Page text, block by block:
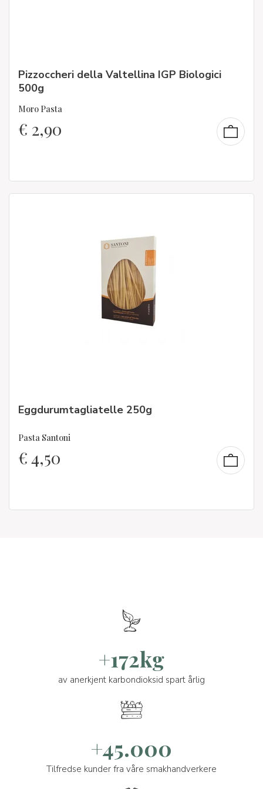
Pizzoccheri della Valtellina IGP Biologici
500g
Moro Pasta
€ 2,90
Eggdurumtagliatelle 250g
Pasta Santoni
€4,50
+172kg
av anerkjent karbondioksid spart årlig
+45.000
Tilfredse kunder fra våre smakhandverkere